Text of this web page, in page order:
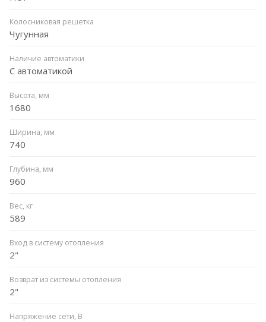
Колосниковая решетка
Чугунная
Наличие автоматики
С автоматикой
Высота, мм
1680
Ширина, мм
740
Глубина, мм
960
Вес, кг
589
Вход в систему отопления
2"
Возврат из системы отопления
2"
Напряжение сети, В